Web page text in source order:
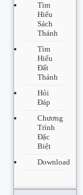
Tìm
Hiểu
Sách
Thánh
Tìm
Hiểu
Đất
Thánh
Hỏi
Đáp
Chương
Trình
Đặc
Biệt
Download